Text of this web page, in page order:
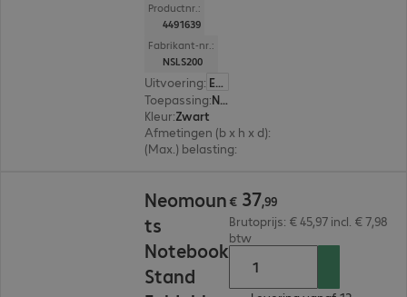
Productnr.:
4491639
Fabrikant-nr.:
NSLS200
Uitvoering: Europa
Toepassing: Notebook
Kleur:Zwart
Afmetingen (b x h x d):
(Max.) belasting:
Neomoun
ts
Notebook
Stand
€ 37,99
Brutoprijs: € 45,97 incl. € 7,98
btw